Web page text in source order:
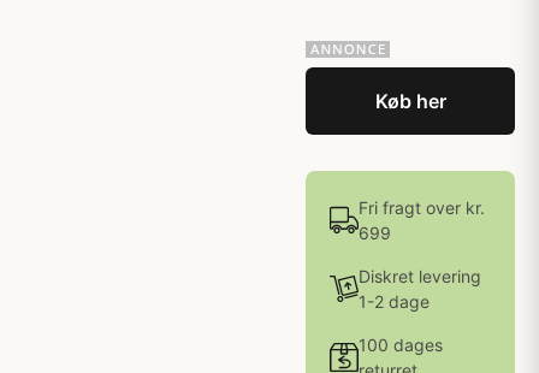
Køb her
Fri fragt over kr.
699
Diskret levering
1-2 dage
100 dages